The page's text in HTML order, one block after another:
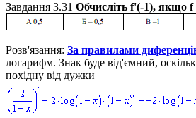
Завдання 3.31 Обчисліть f'(-1), якщо f
Розв'язання: За правилами
логарифм. Знак буде від'ємний,
похідну від дужки